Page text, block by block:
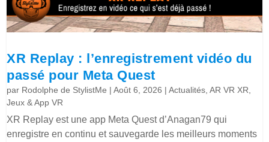
XR Replay : l’enregistrement vidéo du
passé pour Meta Quest
par Rodolphe de StylistMe |Août 6, 2026 |Actualités ,AR VR XR
Jeux & App VR
XR Replay est une app Meta Quest d’Anagan79 qui
enregistre en continu et sauvegarde les meilleurs moments